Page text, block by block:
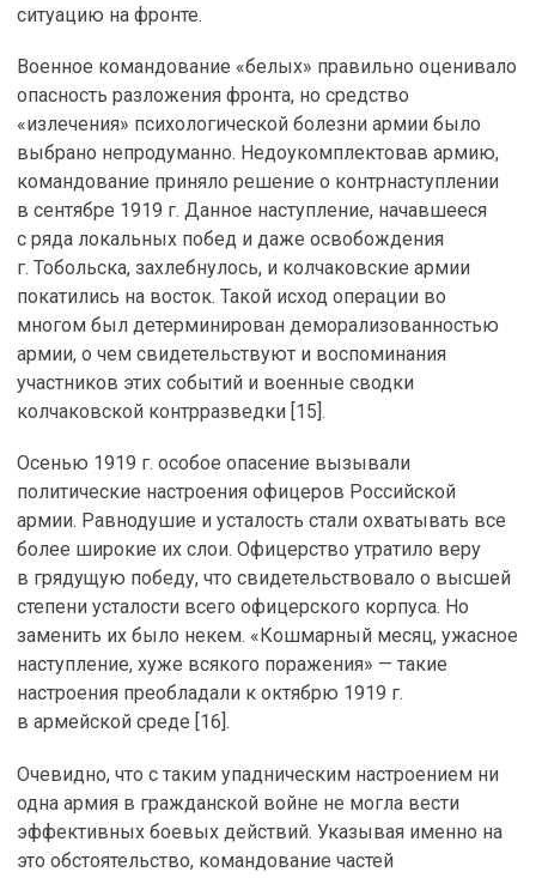
ситуацию на фронте.
Военное командование «белых» правильно оценивало
опасность разложения фронта, но средство
«излечения» психологической болезни армии было
выбрано непродуманно. Недоукомплектовав армию,
командование приняло решение о контрнаступлении
в сентябре 1919 г. Данное наступление, начавшееся
с ряда локальных побед и даже освобождения
г. Тобольска, захлебнулось, и колчаковские армии
покатились на восток. Такой исход операции во
многом был детерминирован деморализованностью
армии, о чем свидетельствуют и воспоминания
участников этих событий и военные сводки
колчаковской контрразведки [15].
Осенью 1919 г. особое опасение вызывали
политические настроения офицеров Российской
армии. Равнодушие и усталость стали охватывать все
более широкие их слои. Офицерство утратило веру
в грядущую победу, что свидетельствовало о высшей
степени усталости всего офицерского корпуса. Но
заменить их было некем. «Кошмарный месяц, ужасное
наступление, хуже всякого поражения» — такие
настроения преобладали к октябрю 1919 г.
в армейской среде [16].
Очевидно, что с таким упадническим настроением ни
одна армия в гражданской войне не могла вести
эффективных боевых действий. Указывая именно на
это обстоятельство, командование частей